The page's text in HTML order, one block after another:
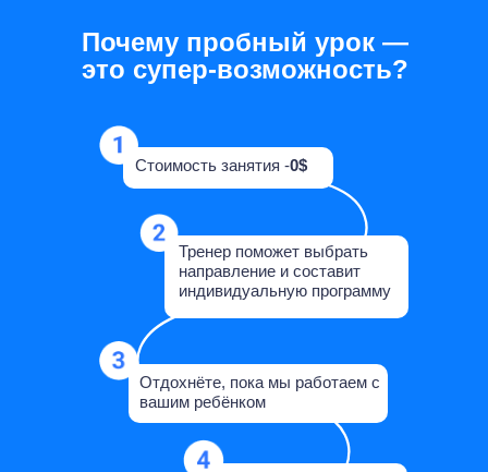
Почему пробный урок —
это супер-возможность?
Стоимость занятия -0$
Отдохнёте, пока мы работаем с
вашим ребёнком
Тренер поможет выбрать
направление и составит
индивидуальную программу‎